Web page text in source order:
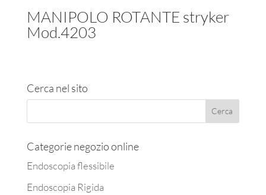
MANIPOLO ROTANTE stryker
Mod.4203
Cerca nel sito
Categorie negozio online
Endoscopia flessibile
Endoscopia Rigida